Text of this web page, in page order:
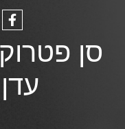
עדן 12/2/24